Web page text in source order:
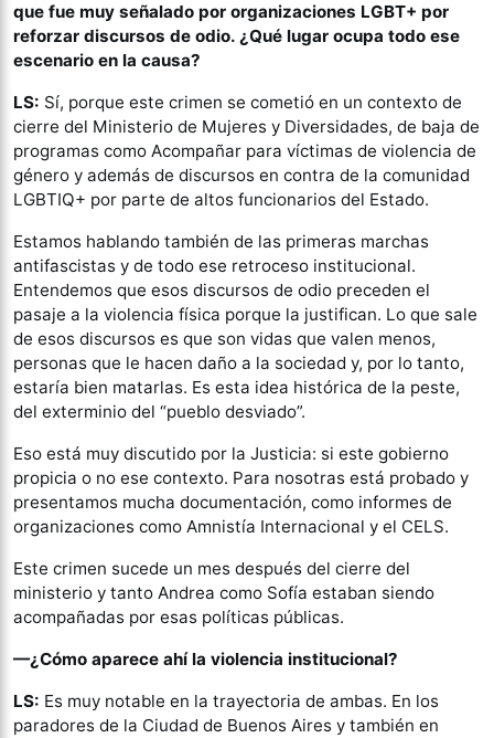
que fue muy señalado por organizaciones LGBT+ por
reforzar discursos de odio. ¿Qué lugar ocupa todo ese
escenario en la causa?
LS: Sí, porque este crimen se cometió en un contexto de
cierre del Ministerio de Mujeres y Diversidades, de baja de
programas como Acompañar para víctimas de violencia de
género y además de discursos en contra de la comunidad
LGBTIQ+ por parte de altos funcionarios del Estado.
Estamos hablando también de las primeras marchas
antifascistas y de todo ese retroceso institucional.
Entendemos que esos discursos de odio preceden el
pasaje a la violencia física porque la justifican. Lo que sale
de esos discursos es que son vidas que valen menos,
personas que le hacen daño a la sociedad y, por lo tanto,
estaría bien matarlas. Es esta idea histórica de la peste,
del exterminio del “pueblo desviado”.
Eso está muy discutido por la Justicia: si este gobierno
propicia o no ese contexto. Para nosotras está probado y
presentamos mucha documentación, como informes de
organizaciones como Amnistía Internacional y el CELS.
Este crimen sucede un mes después del cierre del
ministerio y tanto Andrea como Sofía estaban siendo
acompañadas por esas políticas públicas.
—¿Cómo aparece ahí la violencia institucional?
LS: Es muy notable en la trayectoria de ambas. En los
paradores de la Ciudad de Buenos Aires y también en